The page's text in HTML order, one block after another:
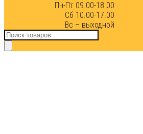
Пн-Пт 09.00-18.00
Сб 10.00-17.00
Вс – выходной
Поиск
товаров